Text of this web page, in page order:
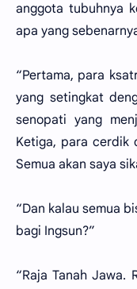
anggota tubuhnya
apa yang
“Pertama, para
yang setingkat
senopati yang
Ketiga, para cerdik
Semua akan saya
“Dan kalau semua
bagi Ingsun?”
“Raja Tanah Jawa.